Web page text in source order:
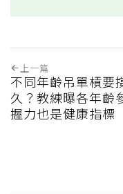
上一篇
不同年齡吊單槓要
久？教練曝各年齡
握力也是健康指標